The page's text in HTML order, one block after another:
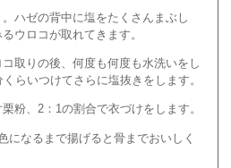
ハゼの背中に塩をたくさんまぶし
ウロコが取れてきます。
取りの後、何度も何度も水洗いをし
らいつけてさらに塩抜きをします。
粉、2：1の割合で衣づけをします。
になるまで揚げると骨までおいしく